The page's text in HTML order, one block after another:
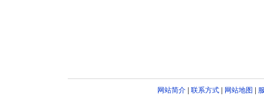
网站简介| 联系方式| 网站地图